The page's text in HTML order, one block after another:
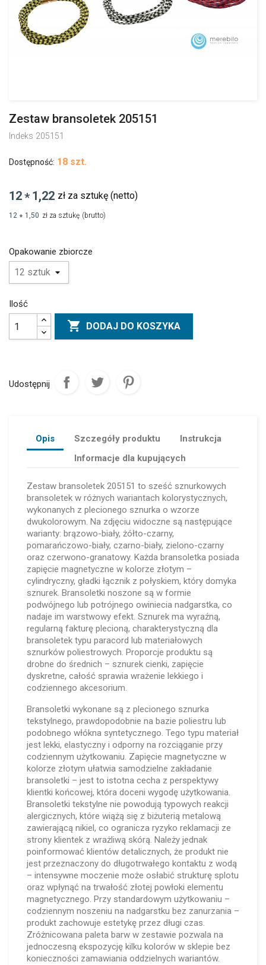
Zestaw bransoletek 205151
Indeks 205151
Dostępność: 18 szt.
12* 1,22 zł za sztukę (netto)
12 * 1,50 zł za sztukę (brutto)
Opakowanie zbiorcze
Ilość
 DODAJ DO KOSZYKA
Udostępnij
Opis Szczegóły produktu
Instrukcja
Informacje dla kupujących
Zestaw bransoletek 205151 to sześć sznurkowych
bransoletek w różnych wariantach kolorystycznych,
wykonanych z plecionego sznurka o wzorze
dwukolorowym. Na zdjęciu widoczne są następujące
warianty: brązowo-biały, żółto-czarny,
pomarańczowo-biały, czarno-biały, zielono-czarny
oraz czerwono-granatowy. Każda bransoletka posiada
zapięcie magnetyczne w kolorze złotym –
cylindryczny, gładki łącznik z połyskiem, który domyka
sznurek. Bransoletki noszone są w formie
podwójnego lub potrójnego owiniecia nadgarstka, co
nadaje im warstwowy efekt. Sznurek ma wyraźną,
regularną fakturę plecioną, charakterystyczną dla
bransoletek typu paracord lub materiałowych
sznurków poliestrowych. Proporcje produktu są
drobne do średnich – sznurek cienki, zapięcie
dyskretne, całość sprawia wrażenie lekkiego i
codziennego akcesorium.
Bransoletki wykonane są z plecionego sznurka
tekstylnego, prawdopodobnie na bazie poliestru lub
podobnego włókna syntetycznego. Tego typu materiał
jest lekki, elastyczny i odporny na rozciąganie przy
codziennym użytkowaniu. Zapięcie magnetyczne w
kolorze złotym ułatwia samodzielne zakładanie
bransoletki – jest to istotna cecha z perspektywy
klientki końcowej, która doceni wygodę użytkowania.
Bransoletki tekstylne nie powodują typowych reakcji
alergicznych, które wiążą się z biżuterią metalową
zawierającą nikiel, co ogranicza ryzyko reklamacji ze
strony klientek z wrażliwą skórą. Należy jednak
poinformować klientów detalicznych, że produkt nie
jest przeznaczony do długotrwałego kontaktu z wodą
– intensywne moczenie może osłabić strukturę splotu
oraz wpłynąć na trwałość złotej powłoki elementu
magnetycznego. Przy standardowym użytkowaniu –
codziennym noszeniu na nadgarstku bez zanurzania –
produkt zachowuje estetykę przez długi czas.
Zróżnicowana paleta barw w zestawie pozwala na
jednoczesną ekspozycję kilku kolorów w sklepie bez
konieczności zamawiania oddzielnych wariantów.